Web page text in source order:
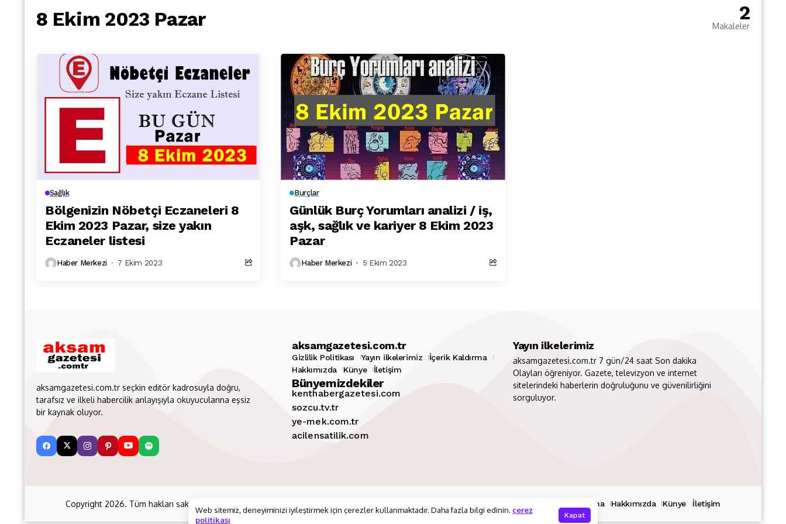
8 Ekim 2023 Pazar 2
Makaleler
Sağlık
Bölgenizin Nöbetçi Eczaneleri 8
Ekim 2023 Pazar, size yakın
Eczaneler listesi
Haber Merkezi 7 Ekim 2023
Burçlar
Günlük Burç Yorumları analizi / iş,
aşk, sağlık ve kariyer 8 Ekim 2023
Pazar
Haber Merkezi 5 Ekim 2023
aksamgazetesi.com.tr seçkin editör kadrosuyla doğru,
tarafsız ve ilkeli habercilik anlayışıyla okuyucularına eşsiz
bir kaynak oluyor.
aksamgazetesi.com.tr
Gizlilik Politikası Yayın ilkelerimiz
İçerik Kaldırma
Hakkımızda
Künye İletişim
Bünyemizdekiler
kenthabergazetesi.com
sozcu.tv.tr
ye-mek.com.tr
acilensatilik.com
Yayın ilkelerimiz
aksamgazetesi.com.tr 7 gün/24 saat Son dakika
Olayları öğreniyor. Gazete, televizyon ve internet
sitelerindeki haberlerin doğruluğunu ve güvenilirliğini
sorguluyor.
Copyright 2026. Tüm hakları saklıdır İçerik Kaldırma Hakkımızda Künye İletişim
Web sitemiz, deneyiminizi iyileştirmek için çerezler kullanmaktadır. Daha fazla bilgi edinin. çerez
politikası
Kapat